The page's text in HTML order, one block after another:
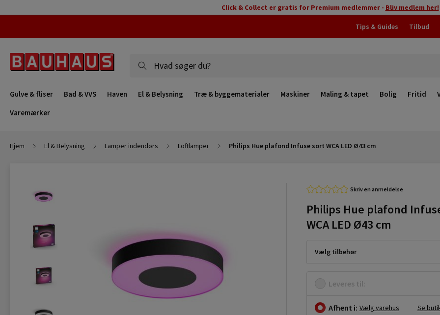
Click & Collect er gratis for Premium medlemmer - Bliv medlem her!
Tips & Guides Tilbud
Gulve & fliser Bad & VVS Haven El & Belysning Træ & byggematerialer Maskiner Maling & tapet Bolig Fritid
Varemærker
Hjem El & Belysning Lamper indendørs Loftlamper Philips Hue plafond Infuse sort WCA LED Ø43 cm
Skriv en anmeldelse
Philips Hue plafond
WCA LED Ø43 cm
Vælg tilbehør
Leveres til:
Afhent i: Vælg varehus Se